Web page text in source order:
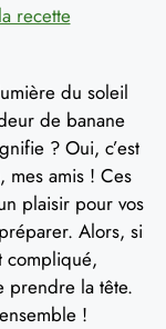
recette
du soleil
de banane
? Oui, c’est
mes amis ! Ces
plaisir pour vos
Alors, si
compliqué,
prendre la tête.
!